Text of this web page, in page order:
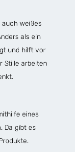
auch weißes
als ein
und hilft vor
Stille arbeiten
eines
Da gibt es